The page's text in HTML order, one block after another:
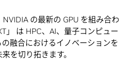
の最新の GPU を組み合わ
」 は HPC、AI、量子コンピュー
融合におけるイノベーションを
を切り拓きます。